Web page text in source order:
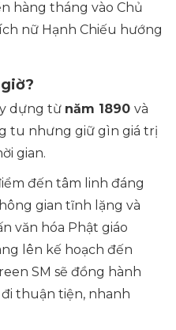
hàng tháng vào Chủ
nữ Hạnh Chiếu hướng
dựng từ năm 1890 và
tu nhưng giữ gìn giá trị
gian.
đến tâm linh đáng
gian tĩnh lặng và
văn hóa Phật giáo
lên kế hoạch đến
SM sẽ đồng hành
thuận tiện, nhanh